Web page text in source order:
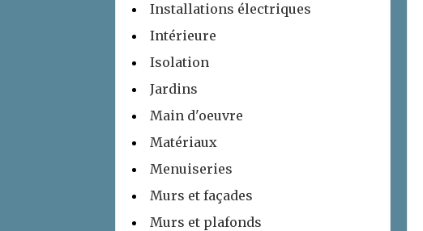
Installations électriques
Intérieure
Isolation
Jardins
Main d'oeuvre
Matériaux
Menuiseries
Murs et façades
Murs et plafonds